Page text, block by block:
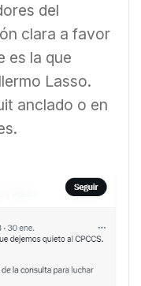
del
clara a favor
es la que
Lasso.
anclado o en